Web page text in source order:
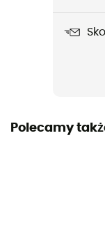
Mniej niż 49
Zasilanie
Polecamy